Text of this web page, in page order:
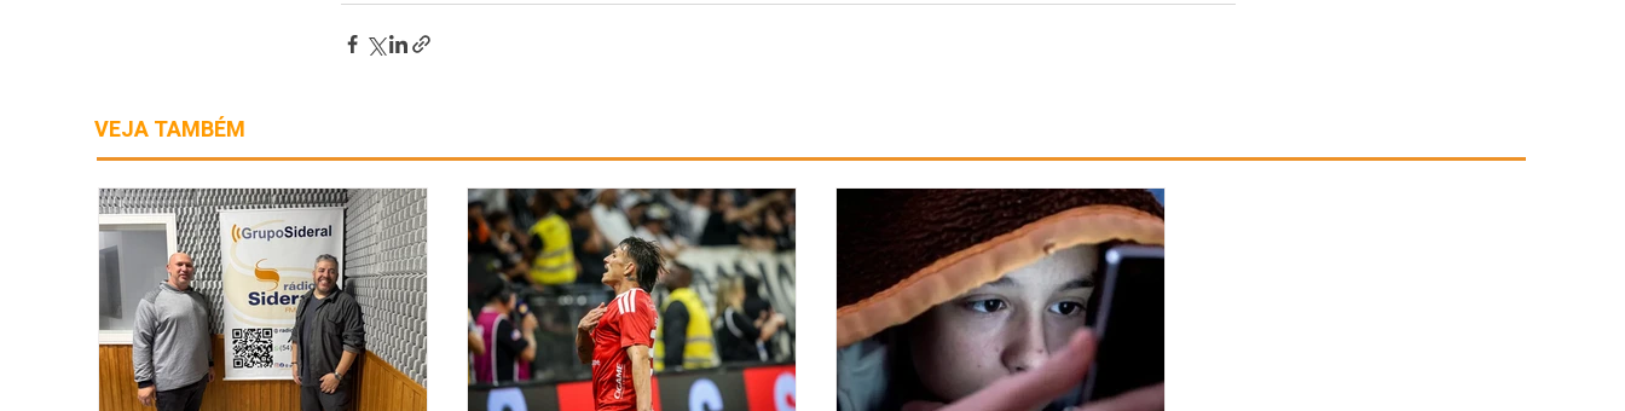
VEJA TAMBÉM